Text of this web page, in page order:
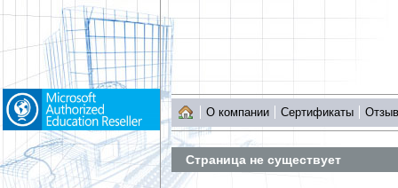
О компании Сертификаты
Страница не существует